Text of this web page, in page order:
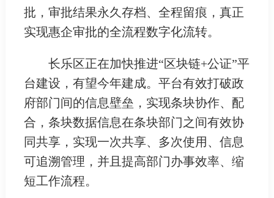
批，审批结果永久存档、全程留痕，真正
实现惠企审批的全流程数字化流转。
长乐区正在加快推进“区块链+公证”平
台建设，有望今年建成。平台有效打破政
府部门间的信息壁垒，实现条块协作、配
合，条块数据信息在条块部门之间有效协
同共享，实现一次共享、多次使用、信息
可追溯管理，并且提高部门办事效率、缩
短工作流程。